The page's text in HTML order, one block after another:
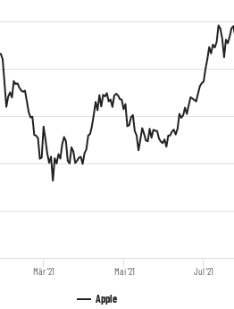
Apple
Mär '21 Mai '21 Jul '21